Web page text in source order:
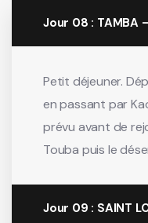
Jour 08 : TAMBA
Petit déjeuner.
en passant par
prévu avant de
Touba puis le
Jour 09 : SAINT